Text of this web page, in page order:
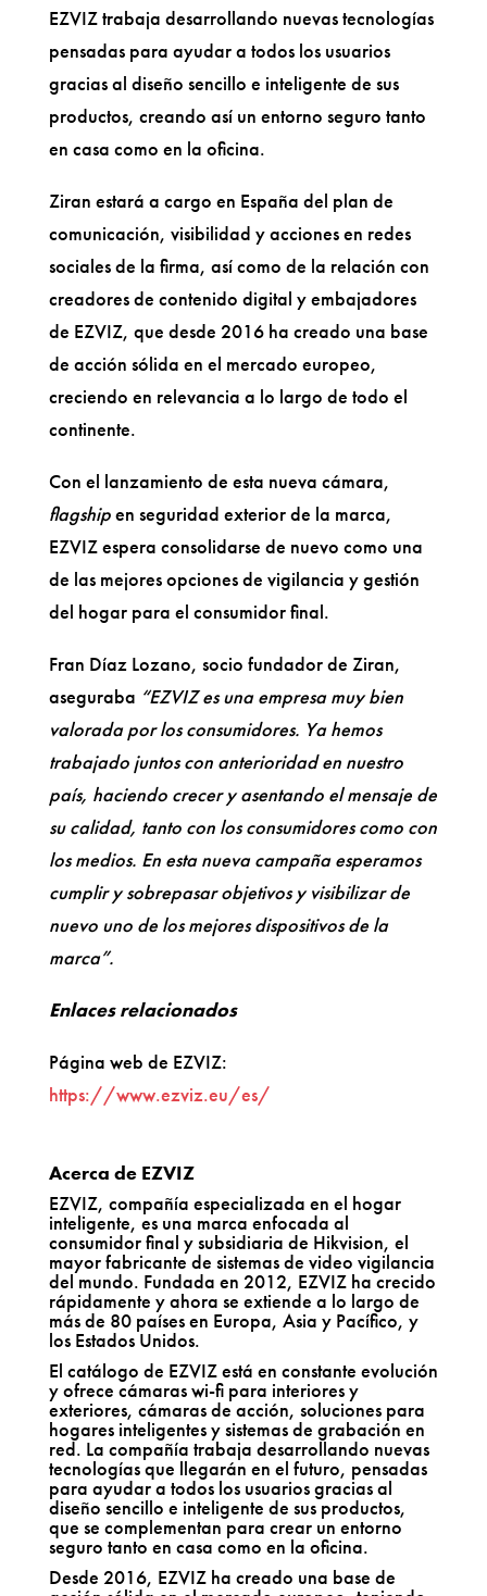
EZVIZ trabaja desarrollando nuevas tecnologías
pensadas para ayudar a todos los usuarios
gracias al diseño sencillo e inteligente de sus
productos, creando así un entorno seguro tanto
en casa como en la oficina.
Ziran estará a cargo en España del plan de
comunicación, visibilidad y acciones en redes
sociales de la firma, así como de la relación con
creadores de contenido digital y embajadores
de EZVIZ, que desde 2016 ha creado una base
de acción sólida en el mercado europeo,
creciendo en relevancia a lo largo de todo el
continente.
Con el lanzamiento de esta nueva cámara,
flagshipen seguridad exterior de la marca,
EZVIZ espera consolidarse de nuevo como una
de las mejores opciones de vigilancia y gestión
del hogar para el consumidor final.
Fran Díaz Lozano, socio fundador de Ziran,
aseguraba “EZVIZ es una empresa muy bien
valorada por los consumidores. Ya hemos
trabajado juntos con anterioridad en nuestro
país, haciendo crecer y asentando el mensaje de
su calidad, tanto con los consumidores como con
los medios. En esta nueva campaña esperamos
cumplir y sobrepasar objetivos y visibilizar de
nuevo uno de los mejores dispositivos de la
marca”.
Enlaces relacionados
Página web de EZVIZ:
https://www.ezviz.eu/es/
Acerca de EZVIZ
EZVIZ, compañía especializada en el hogar
inteligente, es una marca enfocada al
consumidor final y subsidiaria de Hikvision, el
mayor fabricante de sistemas de video vigilancia
del mundo. Fundada en 2012, EZVIZ ha crecido
rápidamente y ahora se extiende a lo largo de
más de 80 países en Europa, Asia y Pacífico, y
los Estados Unidos.
El catálogo de EZVIZ está en constante evolución
y ofrece cámaras wi-fi para interiores y
exteriores, cámaras de acción, soluciones para
hogares inteligentes y sistemas de grabación en
red. La compañía trabaja desarrollando nuevas
tecnologías que llegarán en el futuro, pensadas
para ayudar a todos los usuarios gracias al
diseño sencillo e inteligente de sus productos,
que se complementan para crear un entorno
seguro tanto en casa como en la oficina.
Desde 2016, EZVIZ ha creado una base de